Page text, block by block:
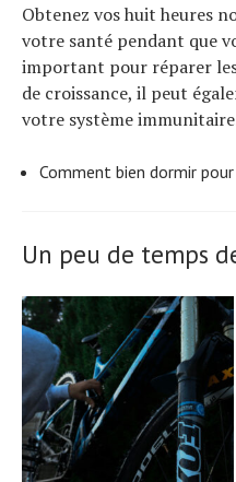
Obtenez vos huit heures
votre santé pendant que
important pour réparer
de croissance, il peut
votre système
Comment bien dormir
Un peu de temps